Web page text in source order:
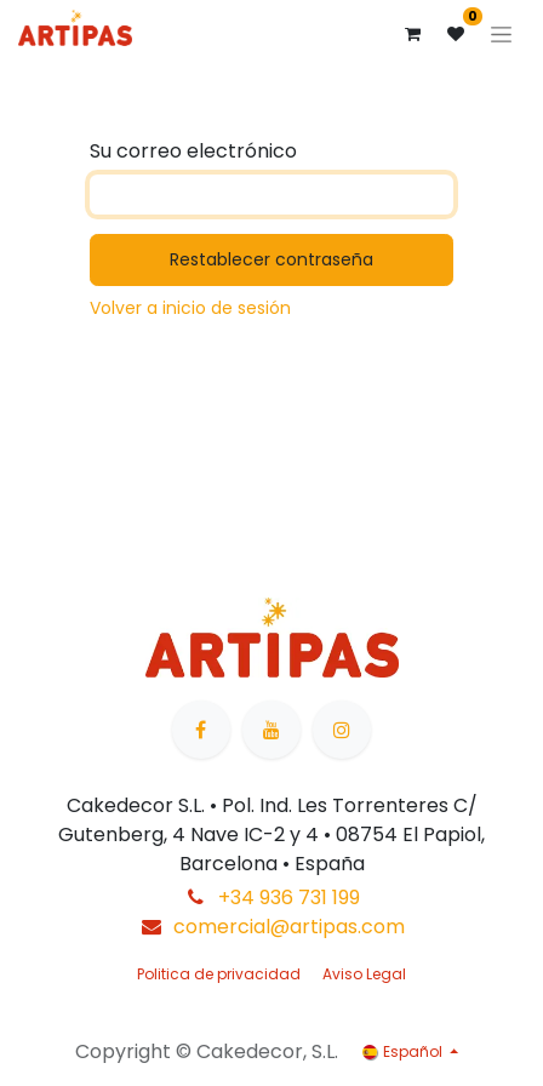
0
Su correo electrónico
Restablecer contraseña
Volver a inicio de sesión
Cakedecor S.L. • Pol. Ind. Les Torrenteres C/
Gutenberg, 4 Nave IC-2 y 4 • 08754 El Papiol,
Barcelona • España
+34 936 731 199
comercial@artipas.com
Politica de privacidad Aviso Legal
Copyright © Cakedecor, S.L. Español